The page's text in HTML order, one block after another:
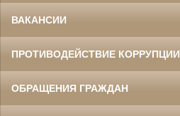
ВАКАНСИИ
ПРОТИВОДЕЙСТВИЕ КОРРУПЦИИ
ОБРАЩЕНИЯ ГРАЖДАН